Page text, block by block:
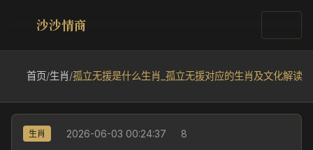
沙沙情商
首页/生肖/孤立无援是什么生肖_孤立无援对应的生肖及文化解读
生肖 2026-06-03 00:24:37 8